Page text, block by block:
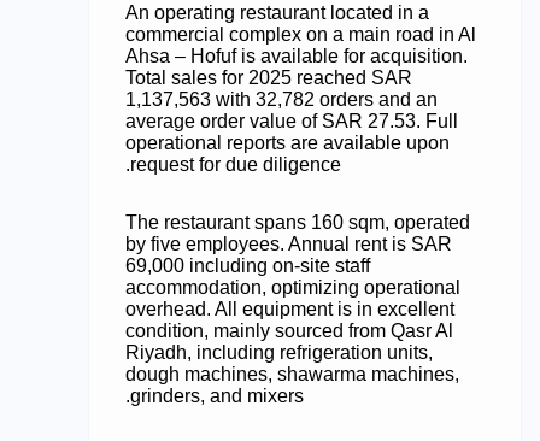
An operating restaurant located in a
commercial complex on a main road in Al
Ahsa – Hofuf is available for acquisition.
Total sales for 2025 reached SAR
1,137,563 with 32,782 orders and an
average order value of SAR 27.53. Full
operational reports are available upon
request for due diligence.
The restaurant spans 160 sqm, operated
by five employees. Annual rent is SAR
69,000 including on-site staff
accommodation, optimizing operational
overhead. All equipment is in excellent
condition, mainly sourced from Qasr Al
Riyadh, including refrigeration units,
dough machines, shawarma machines,
grinders, and mixers.